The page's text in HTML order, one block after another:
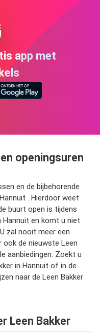
app met
openingsuren
en de bijbehorende
. Hierdoor weet
buurt open is tijdens
en komt u niet
zal nooit meer een
ook de nieuwste Leen
aanbiedingen. Zoekt u
in Hannuit of in de
naar de Leen Bakker
Leen Bakker